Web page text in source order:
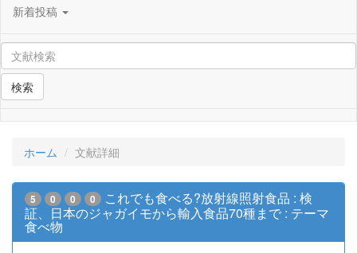
新着投稿
検索
ホーム 文献詳細
5 0 0 0
これでも食べる?放射線照射食品 : 検
証、日本のジャガイモから輸入食品70種まで : テーマ
食べ物